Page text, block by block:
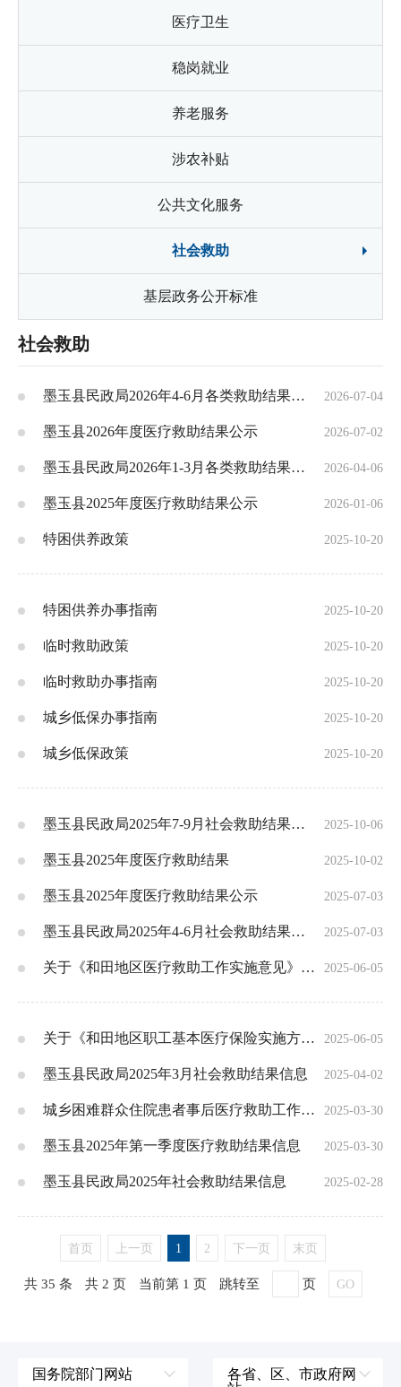
医疗卫生
稳岗就业
养老服务
涉农补贴
公共文化服务
社会救助
基层政务公开标准
社会救助
2026-07-04
墨玉县民政局2026年4-6月各类救助结果信息
2026-07-02
墨玉县2026年度医疗救助结果公示
2026-04-06
墨玉县民政局2026年1-3月各类救助结果信息
2026-01-06
墨玉县2025年度医疗救助结果公示
2025-10-20
特困供养政策
2025-10-20
特困供养办事指南
2025-10-20
临时救助政策
2025-10-20
临时救助办事指南
2025-10-20
城乡低保办事指南
2025-10-20
城乡低保政策
2025-10-06
墨玉县民政局2025年7-9月社会救助结果信息
2025-10-02
墨玉县2025年度医疗救助结果
2025-07-03
墨玉县2025年度医疗救助结果公示
2025-07-03
墨玉县民政局2025年4-6月社会救助结果信息
2025-06-05
关于《和田地区医疗救助工作实施意见》的政策解读
2025-06-05
关于《和田地区职工基本医疗保险实施方案》的政策解读
2025-04-02
墨玉县民政局2025年3月社会救助结果信息
2025-03-30
城乡困难群众住院患者事后医疗救助工作流程图
2025-03-30
墨玉县2025年第一季度医疗救助结果信息
2025-02-28
墨玉县民政局2025年社会救助结果信息
首页 上一页 1 2 下一页 末页
共 35 条 共 2 页 当前第 1 页 跳转至 页 GO
国务院部门网站
各省、区、市政府网